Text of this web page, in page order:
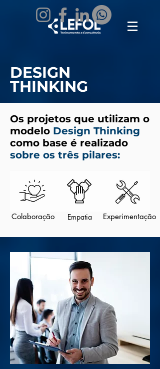
DESIGN
THINKING
Os projetos que utilizam o
modelo Design Thinking
como base é realizado
sobre os três pilares:
Colaboração Empatia Experimentação